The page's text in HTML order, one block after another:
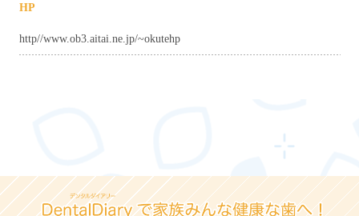
HP
http//www.ob3.aitai.ne.jp/~okutehp